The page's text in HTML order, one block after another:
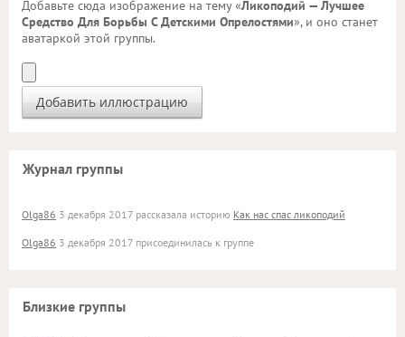
Добавьте сюда изображение на тему «Ликоподий — Лучшее
Средство Для Борьбы С Детскими Опрелостями», и оно станет
аватаркой этой группы.
Журнал группы
Olga86 3 декабря 2017 рассказала историю Как нас спас ликоподий
Olga86 3 декабря 2017 присоединилась к группе
Близкие группы